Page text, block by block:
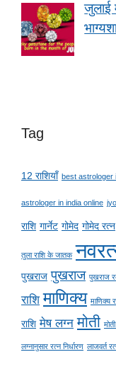
जुलाई
Tag
12 राशियाँ best astrologer
astrologer in india online
राशि गार्नेट गोमेद गोमेद रत्न
तुला राशि के जातक
पुखराज पुखराज पुखराज
राशि माणिक्य माणिक्य
राशि मेष लग्न मोती
लग्नानुसार रत्न निर्धारण लाजवर्त